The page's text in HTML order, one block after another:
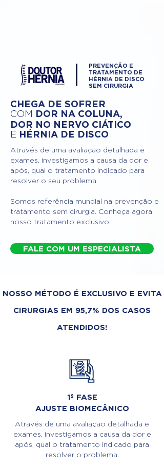
PREVENÇÃO E
TRATAMENTO DE
HÉRNIA DE DISCO
SEM CIRURGIA
CHEGA DE SOFRER
COM DOR NA COLUNA,
DOR NO NERVO CIÁTICO
E HÉRNIA DE DISCO
Através de uma avaliação detalhada e
exames, investigamos a causa da dor e
após, qual o tratamento indicado para
resolver o seu problema.
Somos referência mundial na prevenção e
tratamento sem cirurgia. Conheça agora
nosso tratamento exclusivo.
FALE COM UM ESPECIALISTA
NOSSO MÉTODO É EXCLUSIVO E EVITA
CIRURGIAS EM 95,7% DOS CASOS
ATENDIDOS!
1º FASE
AJUSTE BIOMECÂNICO
Através de uma avaliação detalhada e
exames, investigamos a causa da dor e
após, qual o tratamento indicado para
resolver o problema.